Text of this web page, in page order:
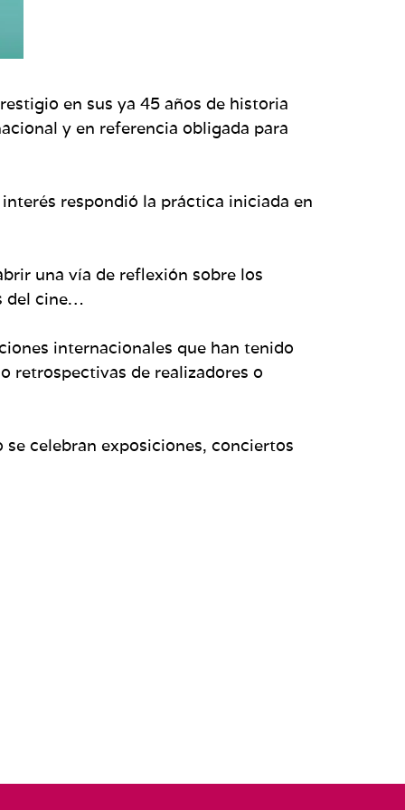
en sus ya 45 años de historia
y en referencia obligada para
respondió la práctica iniciada en
una vía de reflexión sobre los
del cine…
internacionales que han tenido
retrospectivas de realizadores o
celebran exposiciones, conciertos